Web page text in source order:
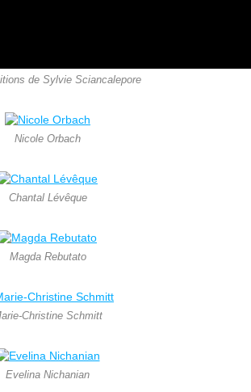
de Sylvie Sciancalepore
Nicole Orbach
Chantal Lévêque
Magda Rebutato
Christine Schmitt
Evelina Nichanian